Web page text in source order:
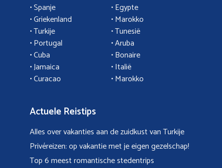
• Spanje
• Griekenland
• Turkije
•Portugal
•Cuba
•Jamaica
• Curacao
• Egypte
•Marokko
• Tunesië
•Aruba
• Bonaire
•Italië
•Marokko
Actuele Reistips
Alles over vakanties aan de zuidkust van Turkije
Privéreizen: op vakantie met je eigen gezelschap!
Top 6 meest romantische stedentrips